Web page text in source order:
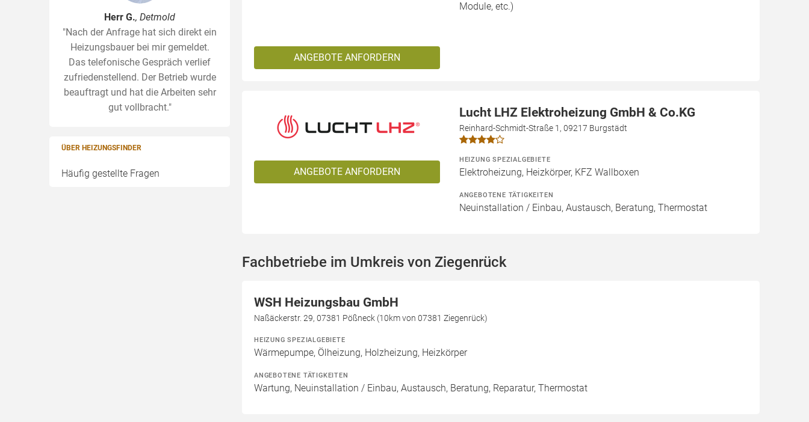
Herr G., Detmold
"Nach der Anfrage hat sich direkt ein
Heizungsbauer bei mir gemeldet.
Das telefonische Gespräch verlief
zufriedenstellend. Der Betrieb wurde
beauftragt und hat die Arbeiten sehr
gut vollbracht."
ÜBER HEIZUNGSFINDER
Häufig gestellte Fragen
ANGEBOTE ANFORDERN
Module, etc.)
ANGEBOTE ANFORDERN
Lucht LHZ Elektroheizung GmbH & Co.KG
Reinhard-Schmidt-Straße 1, 09217 Burgstädt
HEIZUNG SPEZIALGEBIETE
Elektroheizung, Heizkörper, KFZ Wallboxen
ANGEBOTENE TÄTIGKEITEN
Neuinstallation / Einbau, Austausch, Beratung, Thermostat
Fachbetriebe im Umkreis von Ziegenrück
WSH Heizungsbau GmbH
Naßäckerstr. 29, 07381 Pößneck (10km von 07381 Ziegenrück)
HEIZUNG SPEZIALGEBIETE
Wärmepumpe, Ölheizung, Holzheizung, Heizkörper
ANGEBOTENE TÄTIGKEITEN
Wartung, Neuinstallation / Einbau, Austausch, Beratung, Reparatur, Thermostat